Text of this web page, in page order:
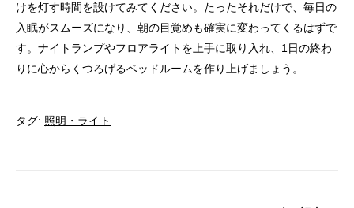
けを灯す時間を設けてみてください。たったそれだけで、毎日の
入眠がスムーズになり、朝の目覚めも確実に変わってくるはずで
す。ナイトランプやフロアライトを上手に取り入れ、1日の終わ
りに心からくつろげるベッドルームを作り上げましょう。
タグ: 照明・ライト